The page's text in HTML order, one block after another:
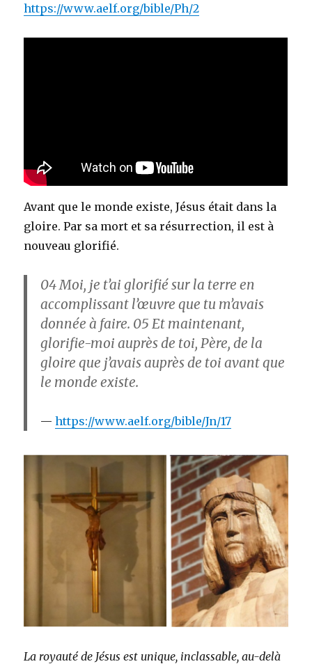
https://www.aelf.org/bible/Ph/2
Avant que le monde existe, Jésus était dans la
gloire. Par sa mort et sa résurrection, il est à
nouveau glorifié.
04Moi, je t’ai glorifié sur la terre en
accomplissant l’œuvre que tu m’avais
donnée à faire. 05 Et maintenant,
glorifie-moi auprès de toi, Père, de la
gloire que j’avais auprès de toi avant que
le monde existe.
https://www.aelf.org/bible/Jn/17
La royauté de Jésus est unique, inclassable, au-delà